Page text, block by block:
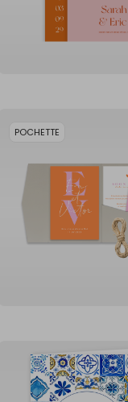
POCHETTE